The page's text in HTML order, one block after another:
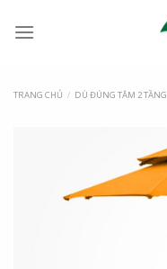
TRANG CHỦ / DÙ ĐÚNG TÂM 2 TẦNG